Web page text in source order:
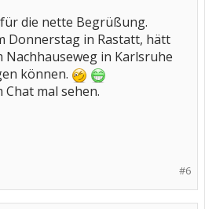
die nette Begrüßung.
Donnerstag in Rastatt, hätt
Nachhauseweg in Karlsruhe
können.
Chat mal sehen.
#6